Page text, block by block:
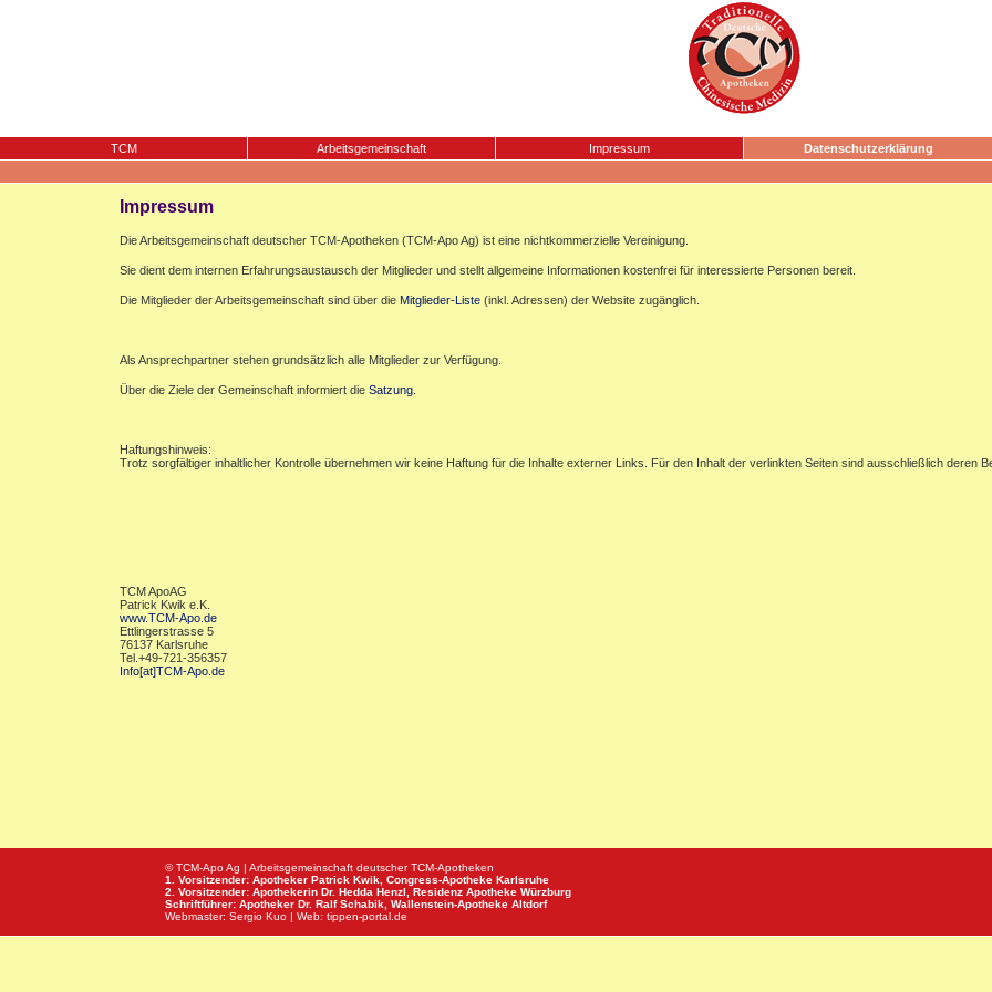
TCM Arbeitsgemeinschaft Impressum Datenschutzerklärung
Impressum
Die Arbeitsgemeinschaft deutscher TCM-Apotheken (TCM-Apo Ag) ist eine nichtkommerzielle Vereinigung.
Sie dient dem internen Erfahrungsaustausch der Mitglieder und stellt allgemeine Informationen kostenfrei für interessierte Personen bereit.
Die Mitglieder der Arbeitsgemeinschaft sind über die Mitglieder-Liste (inkl. Adressen) der Website zugänglich.
Als Ansprechpartner stehen grundsätzlich alle Mitglieder zur Verfügung.
Über die Ziele der Gemeinschaft informiert die Satzung
Haftungshinweis:
Trotz sorgfältiger inhaltlicher Kontrolle übernehmen wir keine Haftung für die Inhalte externer Links. Für den Inhalt der verlinkten Seiten sind ausschließlich deren
TCM ApoAG
Patrick Kwik e.K.
www.TCM-Apo.de
Ettlingerstrasse 5
76137 Karlsruhe
Tel.+49-721-356357
Info[at]TCM-Apo.de
© TCM-Apo Ag | Arbeitsgemeinschaft deutscher TCM-Apotheken
1. Vorsitzender: Apotheker Patrick Kwik, Congress-Apotheke Karlsruhe
2. Vorsitzender: Apothekerin Dr. Hedda Henzl, Residenz Apotheke Würzburg
Schriftführer: Apotheker Dr. Ralf Schabik, Wallenstein-Apotheke Altdorf
Webmaster: Sergio Kuo | Web: tippen-portal.de